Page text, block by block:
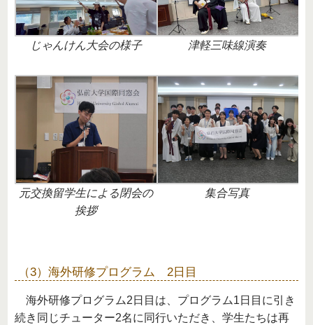
じゃんけん大会の様子 津軽三味線演奏
元交換留学生による閉会の
挨拶
集合写真
（3）海外研修プログラム 2日目
海外研修プログラム2日目は、プログラム1日目に引き
続き同じチューター2名に同行いただき、学生たちは再